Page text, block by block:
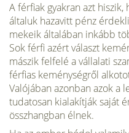
A férfiak gyakran azt
általuk hazavitt pénz
mekeik általában inkább
Sok férfi azért választ
mászik felfelé a vállalati
férfias keménységről
Valójában azonban azok a
tudatosan ki­alakítják saját
összhangban élnek.